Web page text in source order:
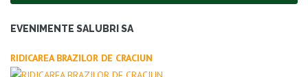
EVENIMENTE SALUBRI SA
RIDICAREA BRAZILOR DE CRACIUN